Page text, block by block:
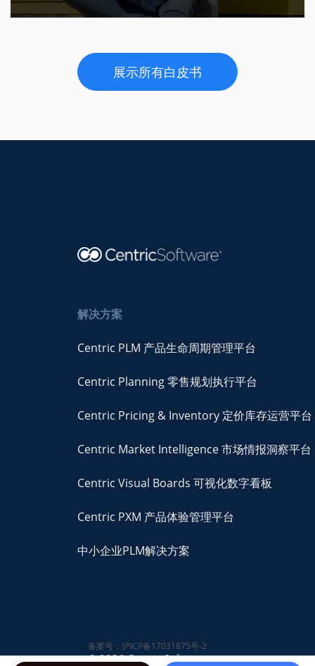
展示所有白皮书
解决方案
Centric PLM 产品生命周期管理平台
Centric Planning 零售规划执行平台
Centric Pricing & Inventory 定价库存运营平台
Centric Market Intelligence 市场情报洞察平台
Centric Visual Boards 可视化数字看板
Centric PXM 产品体验管理平台
中小企业PLM解决方案
备案号：沪ICP备17031875号-2
© 2026 Centric Software,